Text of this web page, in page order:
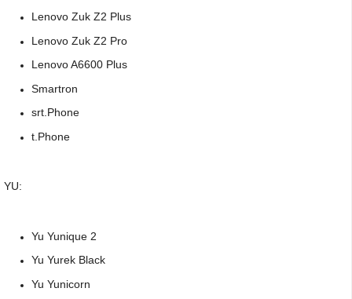
Lenovo Zuk Z2 Plus
Lenovo Zuk Z2 Pro
Lenovo A6600 Plus
Smartron
srt.Phone
t.Phone
YU:
Yu Yunique 2
Yu Yurek Black
Yu Yunicorn